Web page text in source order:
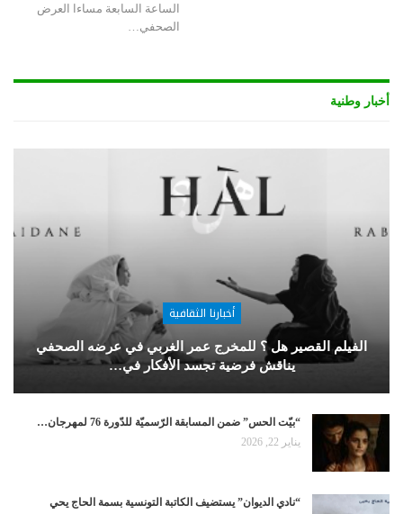
الساعة السابعة مساءا العرض
الصحفي…
أخبار وطنية
أخبارنا الثقافية
الفيلم القصير هل ؟ للمخرج عمر الغربي في عرضه الصحفي
يناقش فرضية تجسد الأفكار في…
“بيّت الحس” ضمن المسابقة الرّسميّة للدّورة 76 لمهرجان…
يناير 22, 2026
“نادي الديوان” يستضيف الكاتبة التونسية بسمة الحاج يحي